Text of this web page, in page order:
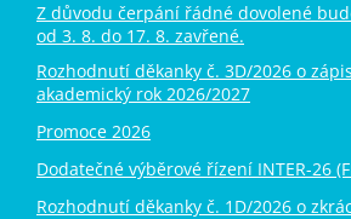
Z důvodu čerpání řádné dovolené
od 3. 8. do 17. 8. zavřené.
Rozhodnutí děkanky č. 3D/2026 o
akademický rok 2026/2027
Promoce 2026
Dodatečné výběrové řízení INTER-26
Rozhodnutí děkanky č. 1D/2026 o